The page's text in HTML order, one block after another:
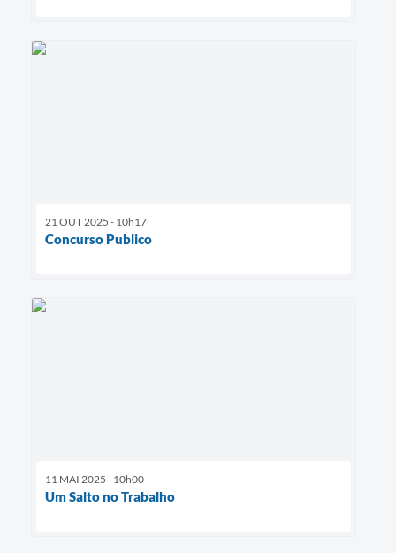
21 OUT 2025 - 10h17
Concurso Publico
11 MAI 2025 - 10h00
Um Salto no Trabalho